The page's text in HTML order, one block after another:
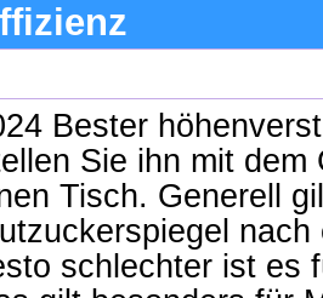
Bester
Sie ihn mit
Tisch. Generell
schlechter ist es